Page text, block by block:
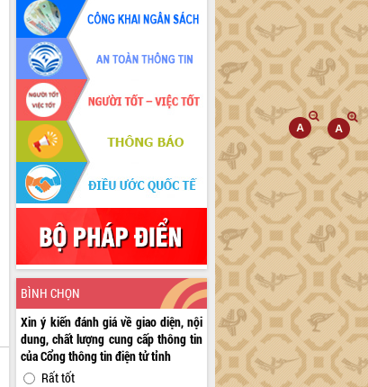
BÌNH CHỌN
Xin ý kiến đánh giá về giao diện, nội
dung, chất lượng cung cấp thông tin
của Cổng thông tin điện tử tỉnh
Rất tốt